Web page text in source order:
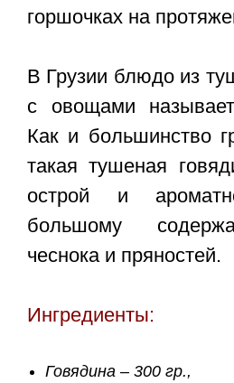
горшочках на
В Грузии блюдо из
с овощами
Как и большинство
такая тушеная
острой и
большому
чеснока и пряностей.
Ингредиенты:
Говядина – 300 гр.,